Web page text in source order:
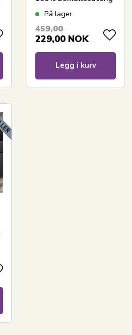
- Laken til
På lager
459,00
229,00 NOK
Legg i kurv